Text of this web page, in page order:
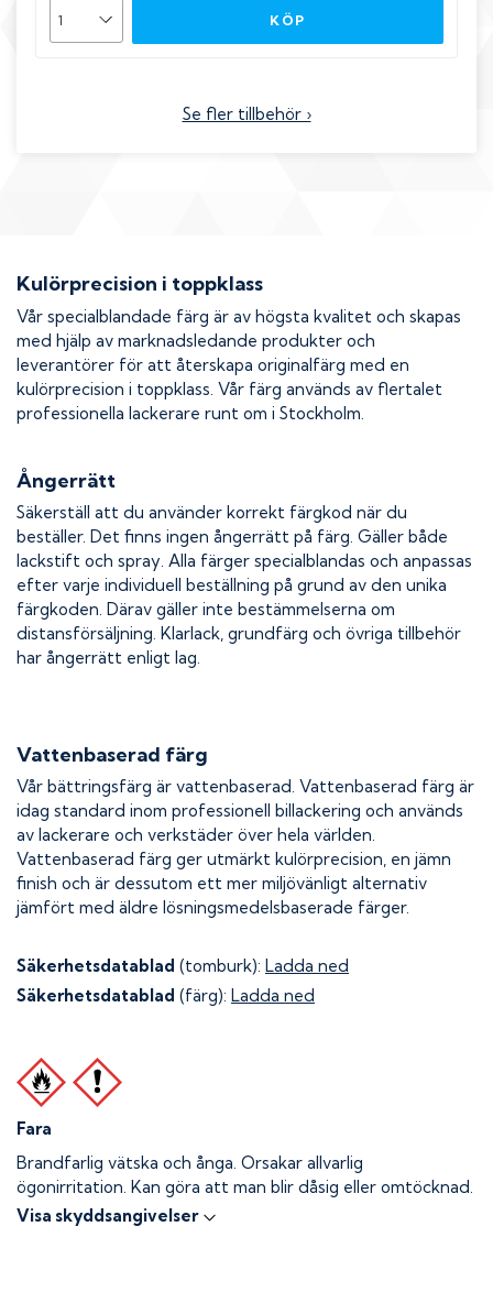
KÖP
Se fler tillbehör ›
Kulörprecision i toppklass
Vår specialblandade färg är av högsta kvalitet och skapas
med hjälp av marknadsledande produkter och
leverantörer för att återskapa originalfärg med en
kulörprecision i toppklass. Vår färg används av flertalet
professionella lackerare runt om i Stockholm.
Ångerrätt
Säkerställ att du använder korrekt färgkod när du
beställer. Det finns ingen ångerrätt på färg. Gäller både
lackstift och spray. Alla färger specialblandas och anpassas
efter varje individuell beställning på grund av den unika
färgkoden. Därav gäller inte bestämmelserna om
distansförsäljning. Klarlack, grundfärg och övriga tillbehör
har ångerrätt enligt lag.
Vattenbaserad färg
Vår bättringsfärg är vattenbaserad. Vattenbaserad färg är
idag standard inom professionell billackering och används
av lackerare och verkstäder över hela världen.
Vattenbaserad färg ger utmärkt kulörprecision, en jämn
finish och är dessutom ett mer miljövänligt alternativ
jämfört med äldre lösningsmedelsbaserade färger.
Säkerhetsdatablad (tomburk): Ladda ned
Säkerhetsdatablad (färg): Ladda ned
Fara
Brandfarlig vätska och ånga. Orsakar allvarlig
ögonirritation. Kan göra att man blir dåsig eller omtöcknad.
Visa skyddsangivelser